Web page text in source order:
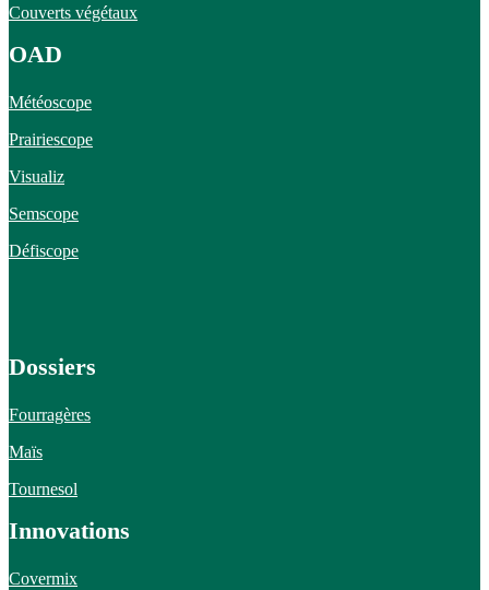
Couverts végétaux
OAD
Météoscope
Prairiescope
Visualiz
Semscope
Défiscope
Dossiers
Fourragères
Maïs
Tournesol
Innovations
Covermix